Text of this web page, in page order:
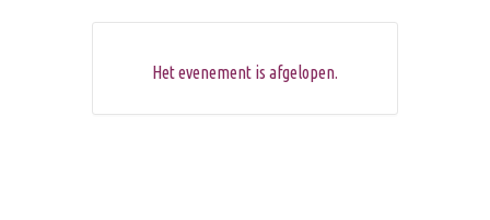
Het evenement is afgelopen.